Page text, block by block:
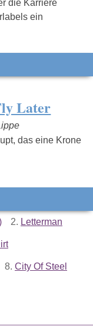
die Karriere
ein
Later
das eine Krone
2. Letterman
8. City Of Steel